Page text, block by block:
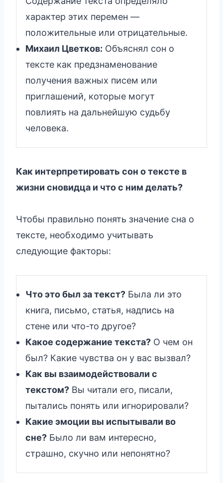
характер этих перемен —
положительные или отрицательные.
Михаил Цветков: Объяснял сон о
тексте как предзнаменование
получения важных писем или
приглашений, которые могут
повлиять на дальнейшую судьбу
человека.
Как интерпретировать сон о тексте в
жизни сновидца и что с ним делать?
Чтобы правильно понять значение сна о
тексте, необходимо учитывать
следующие факторы:
Что это был за текст? Была ли это
книга, письмо, статья, надпись на
стене или что-то другое?
Какое содержание текста? О чем он
был? Какие чувства он у вас вызвал?
Как вы взаимодействовали с
текстом? Вы читали его, писали,
пытались понять или игнорировали?
Какие эмоции вы испытывали во
сне? Было ли вам интересно,
страшно, скучно или непонятно?